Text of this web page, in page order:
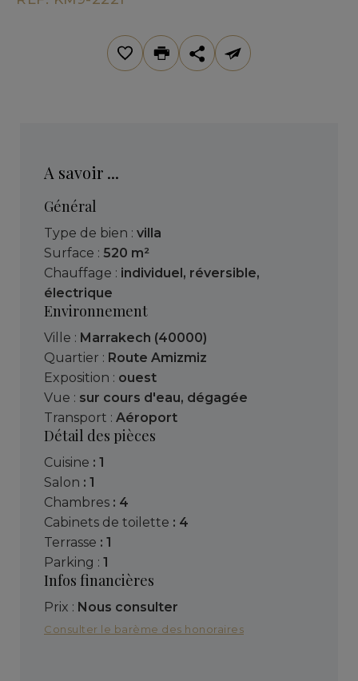
A savoir ...
Général
Type de bien : villa
Surface : 520 m²
Chauffage : individuel , réversible,
électrique
Environnement
Ville : Marrakech (40000)
Quartier : Route Amizmiz
Exposition : ouest
Vue : sur cours d'eau, dégagée
Transport : Aéroport
Détail des pièces
cuisine : 1
salon : 1
chambres : 4
cabinets de toilette : 4
terrasse : 1
parking : 1
Infos financières
Prix : Nous consulter
Consulter le barème des honoraires